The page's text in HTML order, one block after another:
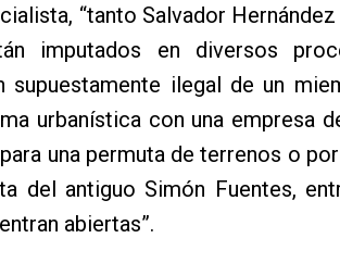
“tanto Salvador
imputados en diversos
supuestamente ilegal de un
urbanística con una empresa
una permuta de terrenos o
del antiguo Simón Fuentes,
abiertas”.